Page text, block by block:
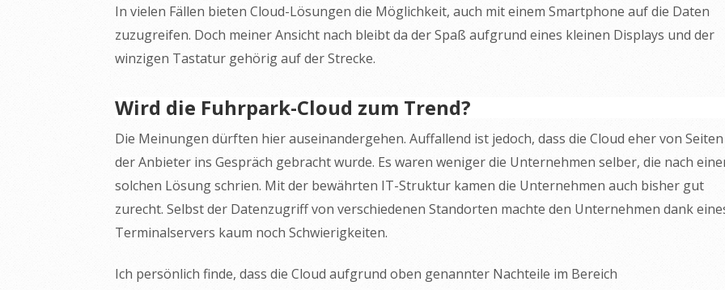
In vielen Fällen bieten Cloud-Lösungen die Möglichkeit, auch mit einem Smartphone auf die Daten
zuzugreifen. Doch meiner Ansicht nach bleibt da der Spaß aufgrund eines kleinen Displays und der
winzigen Tastatur gehörig auf der Strecke.
Wird die Fuhrpark-Cloud zum Trend?
Die Meinungen dürften hier auseinandergehen. Auffallend ist jedoch, dass die Cloud eher von Seiten
der Anbieter ins Gespräch gebracht wurde. Es waren weniger die Unternehmen selber, die nach
solchen Lösung schrien. Mit der bewährten IT-Struktur kamen die Unternehmen auch bisher gut
zurecht. Selbst der Datenzugriff von verschiedenen Standorten machte den Unternehmen dank
Terminalservers kaum noch Schwierigkeiten.
Ich persönlich finde, dass die Cloud aufgrund oben genannter Nachteile im Bereich